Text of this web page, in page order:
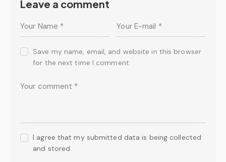
Leave a comment
Save my name, email, and website in this browser
for the next time I comment.
I agree that my submitted data is being collected
and stored.